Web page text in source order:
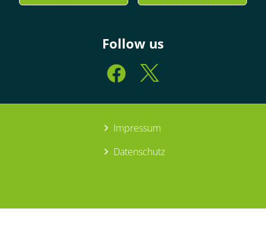
Follow us
Impressum
Datenschutz